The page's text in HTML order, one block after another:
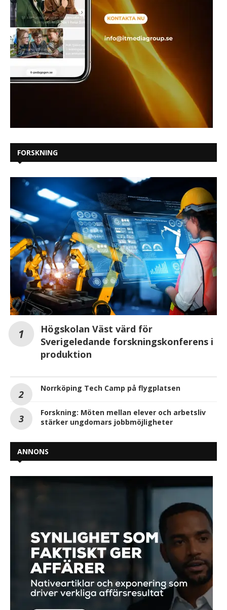
FORSKNING
Högskolan Väst värd för
Sverigeledande forskningskonferens i
produktion
Norrköping Tech Camp på flygplatsen
Forskning: Möten mellan elever och arbetsliv
stärker ungdomars jobbmöjligheter
ANNONS